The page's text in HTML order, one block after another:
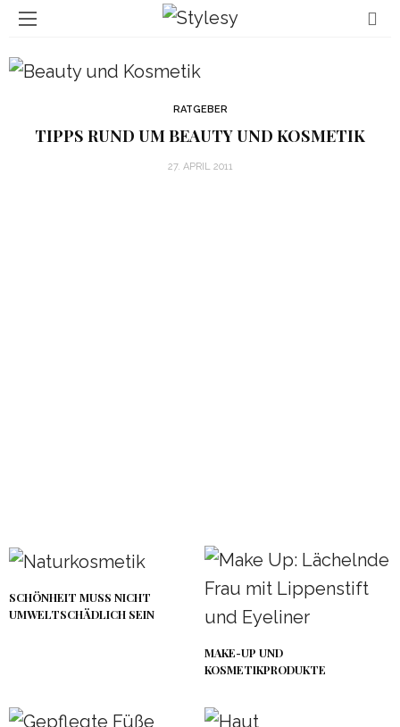
RATGEBER
TIPPS RUND UM BEAUTY UND KOSMETIK
27. APRIL 2011
SCHÖNHEIT MUSS NICHT
UMWELTSCHÄDLICH SEIN
MAKE-UP UND
KOSMETIKPRODUKTE